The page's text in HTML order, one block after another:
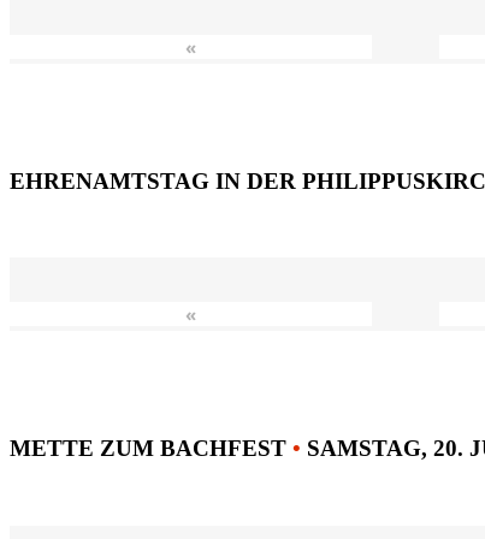
«
EHRENAMTSTAG IN DER
«
METTE ZUM BACHFEST • SAMSTAG, 20.